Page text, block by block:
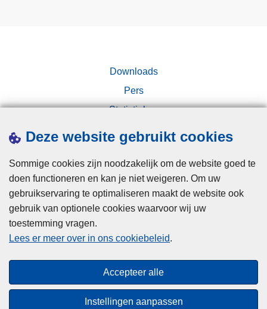
Deze website gebruikt cookies
Sommige cookies zijn noodzakelijk om de website goed te
doen functioneren en kan je niet weigeren. Om uw
gebruikservaring te optimaliseren maakt de website ook
gebruik van optionele cookies waarvoor wij uw
toestemming vragen.
Lees er meer over in ons cookiebeleid.
Accepteer alle
Instellingen aanpassen
Downloads
Pers
Statistieken
Privacy
Cookies
Toegankelijkheid